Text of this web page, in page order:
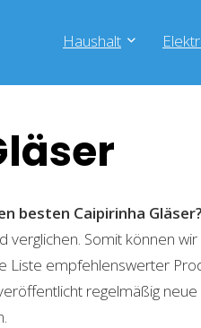
Haushalt
besten Caipirinha Gläser?
verglichen. Somit können
Liste empfehlenswerter
regelmäßig